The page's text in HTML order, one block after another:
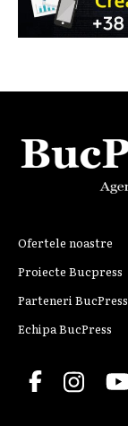
Ofertele noastre
Proiecte Bucpress
Parteneri
Echipa BucPress